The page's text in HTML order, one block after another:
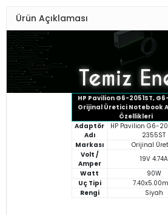
Ürün Açıklaması
HP Pavilion G6-2051ST,
Orijinal Üretici Notebook
Özellikleri
Adaptör
Adı
HP Pavilion G6-
2355ST
Markası
Orijinal
Volt /
Amper
19V 4.74A
Watt
90W
Uç Tipi
Rengi
Siyah